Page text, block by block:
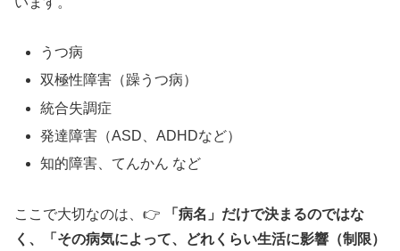
うつ病
双極性障害（躁うつ病）
統合失調症
発達障害（ASD、ADHDなど）
知的障害、てんかん など
ここで大切なのは、👉
「病名」だけで決まるのではな
く、「その病気によって、どれくらい生活に影響（制限）